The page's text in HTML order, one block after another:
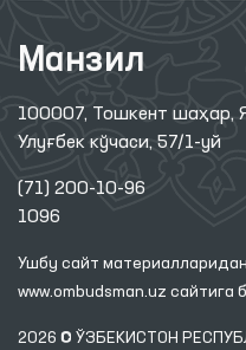
Манзил
100007, Тошкент шаҳар,
Улуғбек кўчаси, 57/1-уй
(71) 200-10-96
1096
Ушбу сайт
www.ombudsman.uz сайтига
2026 © ЎЗБЕКИСТОН